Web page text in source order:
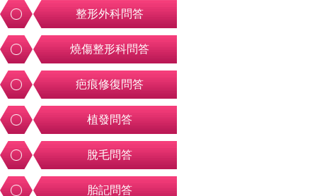
整形外科問答
燒傷整形科問答
疤痕修復問答
植發問答
脫毛問答
胎記問答